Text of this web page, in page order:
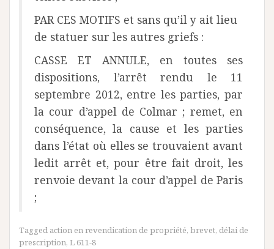
PAR CES MOTIFS et sans qu’il y ait lieu
de statuer sur les autres griefs :
CASSE ET ANNULE, en toutes ses
dispositions, l’arrêt rendu le 11
septembre 2012, entre les parties, par
la cour d’appel de Colmar ; remet, en
conséquence, la cause et les parties
dans l’état où elles se trouvaient avant
ledit arrêt et, pour être fait droit, les
renvoie devant la cour d’appel de Paris
;
Tagged action en revendication de propriété, brevet, délai de
prescription, L 611-8